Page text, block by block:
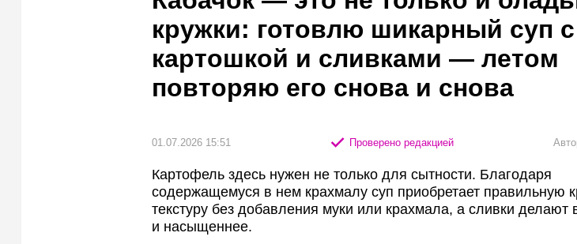
кружки: готовлю шикарный суп с
картошкой и сливками — летом
повторяю его снова и снова
01.07.2026 15:51 Проверено редакцией
Картофель здесь нужен не только для сытности. Благодаря
содержащемуся в нем крахмалу суп приобретает правильную
текстуру без добавления муки или крахмала, а сливки делают
и насыщеннее.